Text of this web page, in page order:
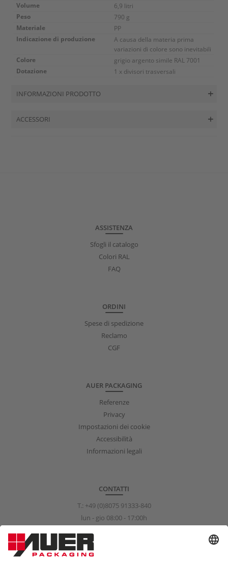
Volume 6,9 litri
Peso 790 g
Materiale PP
Indicazione di produzione
A causa della materia prima
variazioni di colore sono inevitabili
Colore grigio argento simile RAL 7001
Dotazione 1 x divisori trasversali
INFORMAZIONI PRODOTTO
ACCESSORI
ASSISTENZA
Sfogli il catalogo
Colori RAL
FAQ
ORDINI
Spese di spedizione
Reclamo
CGF
AUER PACKAGING
Referenze
Privacy
Impostazioni dei cookie
Accessibilità
Informazioni legali
CONTATTI
T.: +49 (0)8075 91333-840
lun - gio 08:00 - 17:00h
info@auer-packaging.com